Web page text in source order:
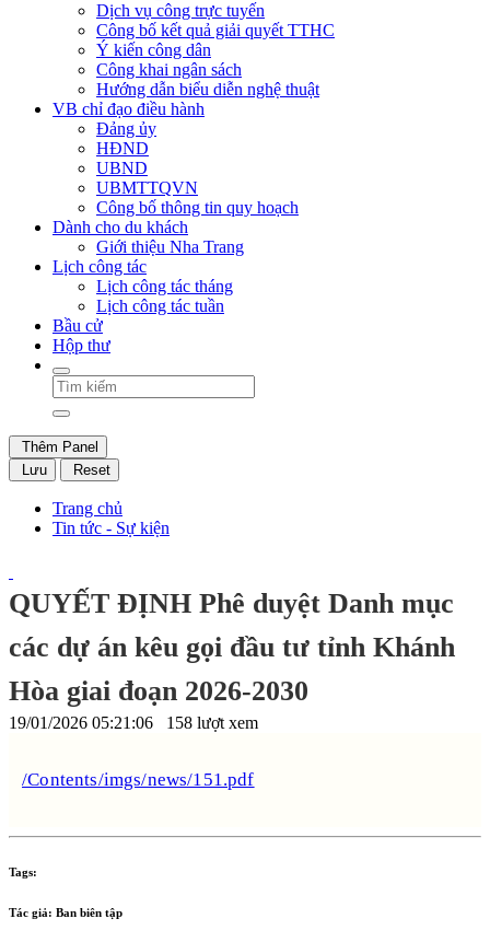
Dịch vụ công trực tuyến
Công bố kết quả giải quyết TTHC
Ý kiến công dân
Công khai ngân sách
Hướng dẫn biểu diễn nghệ thuật
VB chỉ đạo điều hành
Đảng ủy
HĐND
UBND
UBMTTQVN
Công bố thông tin quy hoạch
Dành cho du khách
Giới thiệu Nha Trang
Lịch công tác
Lịch công tác tháng
Lịch công tác tuần
Bầu cử
Hộp thư
Thêm Panel
Lưu
Reset
Trang chủ
Tin tức - Sự kiện
QUYẾT ĐỊNH Phê duyệt Danh mục
các dự án kêu gọi đầu tư tỉnh Khánh
Hòa giai đoạn 2026-2030
19/01/2026 05:21:06 158 lượt xem
/Contents/imgs/news/151.pdf
Tags:
Tác giả: Ban biên tập